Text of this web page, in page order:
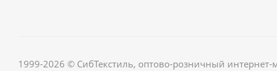
1999-2026 © СибТекстиль, оптово-розничный интернет-